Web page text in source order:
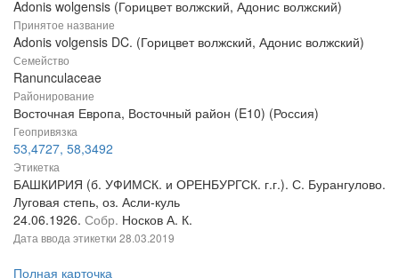
Adonis wolgensis (Горицвет волжский, Адонис волжский)
Принятое название
Adonis volgensis DC. (Горицвет волжский, Адонис волжский)
Семейство
Ranunculaceae
Районирование
Восточная Европа, Восточный район (E10) (Россия)
Геопривязка
53,4727, 58,3492
Этикетка
БАШКИРИЯ (б. УФИМСК. и ОРЕНБУРГСК. г.г.). С. Бурангулово.
Луговая степь, оз. Асли-куль
24.06.1926. Собр. Носков А. К.
Дата ввода этикетки 28.03.2019
Полная карточка